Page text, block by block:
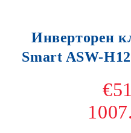
Инверторен
Smart ASW-